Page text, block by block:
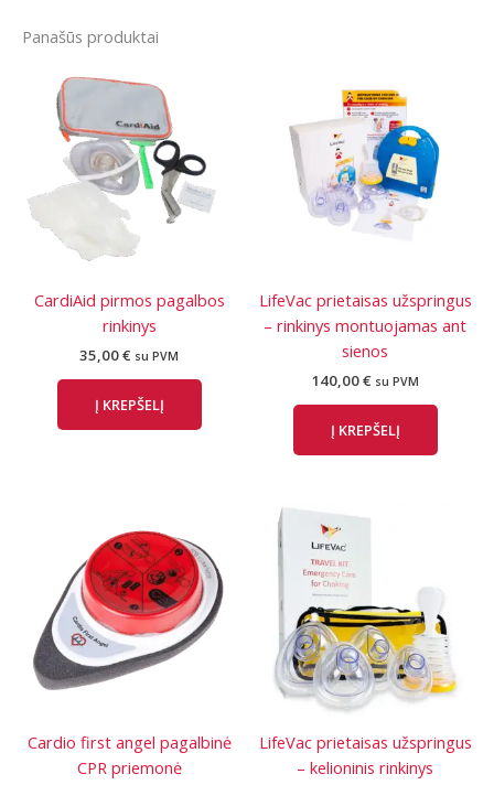
Panašūs produktai
CardiAid pirmos pagalbos
rinkinys
35,00€ su PVM
Į KREPŠELĮ
LifeVac prietaisas užspringus
– rinkinys montuojamas ant
sienos
140,00€ su PVM
Į KREPŠELĮ
Cardio first angel pagalbinė
CPR priemonė
LifeVac prietaisas užspringus
– kelioninis rinkinys